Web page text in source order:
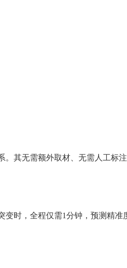
。其无需额外取材、无需人工标
变时，全程仅需1分钟，预测精准